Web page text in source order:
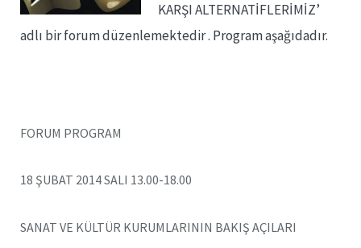
KARŞI ALTERNATİFLERİMİZ’
adlı bir forum düzenlemektedir . Program aşağıdadır.
FORUM PROGRAM
18 ŞUBAT 2014 SALI 13.00-18.00
SANAT VE KÜLTÜR KURUMLARININ BAKIŞ AÇILARI